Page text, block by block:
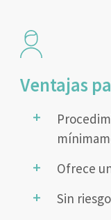
Ventajas
Ofrece
Sin